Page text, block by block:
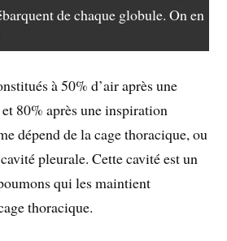
de chaque globule. On en
à 50% d’air après une
80% après une inspiration
dépend de la cage thoracique, ou
pleurale. Cette cavité est un
qui les maintient
thoracique.